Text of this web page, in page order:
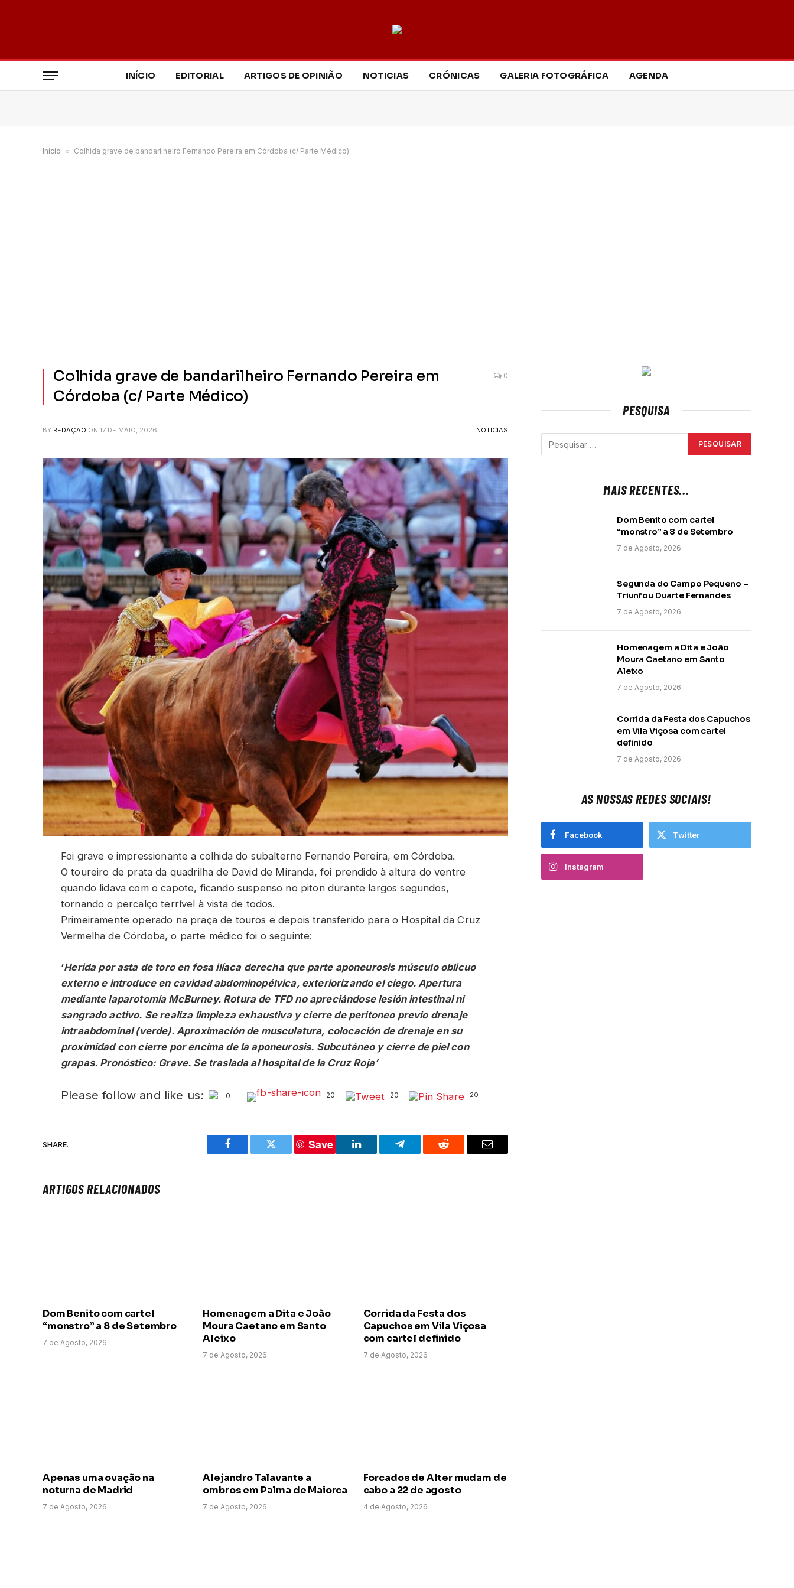
INÍCIO EDITORIAL ARTIGOS DE OPINIÃO NOTICIAS CRÓNICAS GALERIA FOTOGRÁFICA AGENDA
Início » Colhida grave de bandarilheiro Fernando Pereira em Córdoba (c/ Parte Médico)
Colhida grave de bandarilheiro Fernando Pereira em
Córdoba (c/ Parte Médico)
0
BY REDAÇÃO ON 17 DE MAIO, 2026 NOTICIAS
Foi grave e impressionante a colhida do subalterno Fernando Pereira, em Córdoba.
O toureiro de prata da quadrilha de David de Miranda, foi prendido à altura do ventre
quando lidava com o capote, ficando suspenso no piton durante largos segundos,
tornando o percalço terrível à vista de todos.
Primeiramente operado na praça de touros e depois transferido para o Hospital da Cruz
Vermelha de Córdoba, o parte médico foi o seguinte:
‘Herida por asta de toro en fosa ilíaca derecha que parte aponeurosis músculo oblicuo
externo e introduce en cavidad abdominopélvica, exteriorizando el ciego. Apertura
mediante laparotomía McBurney. Rotura de TFD no apreciándose lesión intestinal ni
sangrado activo. Se realiza limpieza exhaustiva y cierre de peritoneo previo drenaje
intraabdominal (verde). Aproximación de musculatura, colocación de drenaje en su
proximidad con cierre por encima de la aponeurosis. Subcutáneo y cierre de piel con
grapas. Pronóstico: Grave. Se traslada al hospital de la Cruz Roja’
Please follow and like us: 0 20 20 20
SHARE.
Facebook Twitter
Save
LinkedIn Telegram Reddit Email
ARTIGOS RELACIONADOS
Dom Benito com cartel
“monstro” a 8 de Setembro
7 de Agosto, 2026
Homenagem a Dita e João
Moura Caetano em Santo
Aleixo
7 de Agosto, 2026
Corrida da Festa dos
Capuchos em Vila Viçosa
com cartel definido
7 de Agosto, 2026
Apenas uma ovação na
noturna de Madrid
7 de Agosto, 2026
Alejandro Talavante a
ombros em Palma de Maiorca
7 de Agosto, 2026
Forcados de Alter mudam de
cabo a 22 de agosto
4 de Agosto, 2026
PESQUISA
MAIS RECENTES...
Dom Benito com cartel
“monstro” a 8 de Setembro
7 de Agosto, 2026
Segunda do Campo Pequeno –
Triunfou Duarte Fernandes
7 de Agosto, 2026
Homenagem a Dita e João
Moura Caetano em Santo
Aleixo
7 de Agosto, 2026
Corrida da Festa dos Capuchos
em Vila Viçosa com cartel
definido
7 de Agosto, 2026
AS NOSSAS REDES SOCIAIS!
Facebook Twitter
Instagram